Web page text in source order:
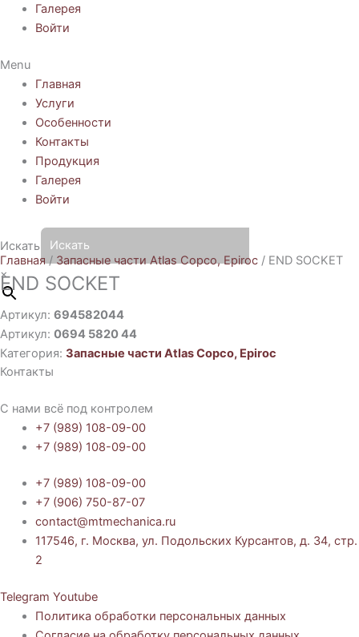
Галерея
Войти
Menu
Главная
Услуги
Особенности
Контакты
Продукция
Галерея
Войти
Искать
×
Главная / Запасные части Atlas Copco, Epiroc / END SOCKET
END SOCKET
Артикул: 694582044
Артикул: 0694 5820 44
Категория: Запасные части Atlas Copco, Epiroc
Контакты
С нами всё под контролем
+7 (989) 108-09-00
+7 (989) 108-09-00
+7 (989) 108-09-00
+7 (906) 750-87-07
contact@mtmechanica.ru
117546, г. Москва, ул. Подольских Курсантов, д. 34, стр.
2
Telegram Youtube
Политика обработки персональных данных